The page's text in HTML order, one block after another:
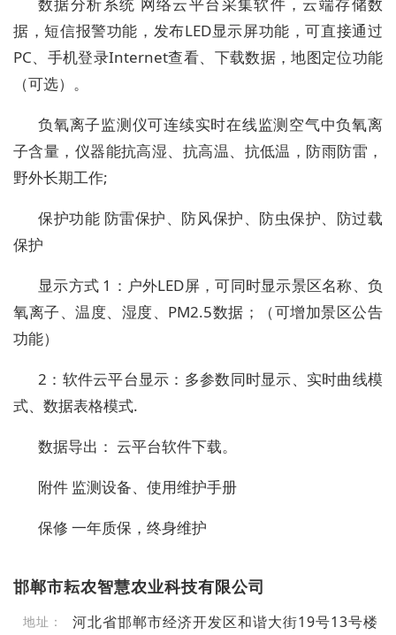
数据分析系统 网络云平台采集软件，云端存储数
据，短信报警功能，发布LED显示屏功能，可直接通过
PC、手机登录Internet查看、下载数据，地图定位功能
（可选）。
负氧离子监测仪可连续实时在线监测空气中负氧离
子含量，仪器能抗高湿、抗高温、抗低温，防雨防雷，
野外长期工作;
保护功能 防雷保护、防风保护、防虫保护、防过载
保护
显示方式 1：户外LED屏，可同时显示景区名称、负
氧离子、温度、湿度、PM2.5数据；（可增加景区公告
功能）
2：软件云平台显示：多参数同时显示、实时曲线模
式、数据表格模式.
数据导出： 云平台软件下载。
附件 监测设备、使用维护手册
保修 一年质保，终身维护
邯郸市耘农智慧农业科技有限公司
地址： 河北省邯郸市经济开发区和谐大街19号13号楼